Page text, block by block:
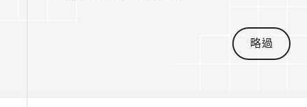
略過